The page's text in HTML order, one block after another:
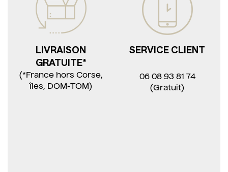
LIVRAISON
GRATUITE*
(*France hors Corse,
îles, DOM-TOM)
SERVICE CLIENT
06 08 93 81 74
(Gratuit)